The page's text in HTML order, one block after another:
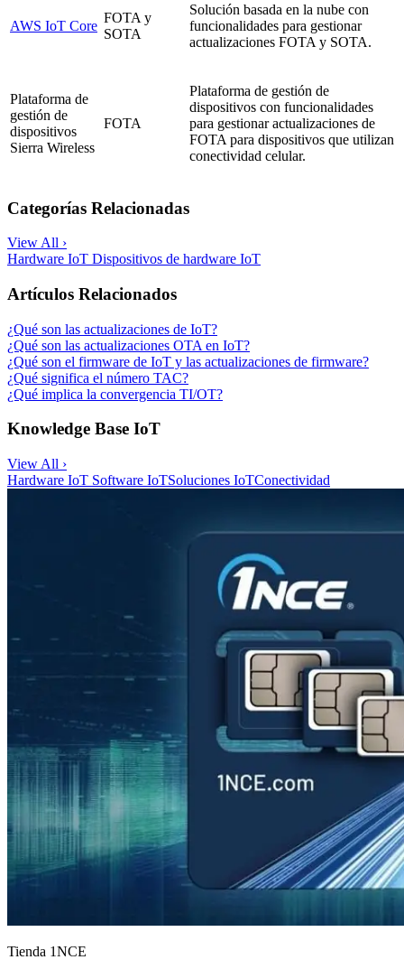
AWS IoT Core
FOTA y
SOTA
Solución basada en la nube con
funcionalidades para gestionar
actualizaciones FOTA y SOTA.
Plataforma de
gestión de
dispositivos
Sierra Wireless
FOTA
Plataforma de gestión de
dispositivos con funcionalidades
para gestionar actualizaciones de
FOTA para dispositivos que utilizan
conectividad celular.
Categorías Relacionadas
View All ›
Hardware IoT Dispositivos de hardware IoT
Artículos Relacionados
¿Qué son las actualizaciones de IoT?
¿Qué son las actualizaciones OTA en IoT?
¿Qué son el firmware de IoT y las actualizaciones de firmware?
¿Qué significa el número TAC?
¿Qué implica la convergencia TI/OT?
Knowledge Base IoT
View All ›
Hardware IoT Software IoTSoluciones IoTConectividad
Tienda 1NCE